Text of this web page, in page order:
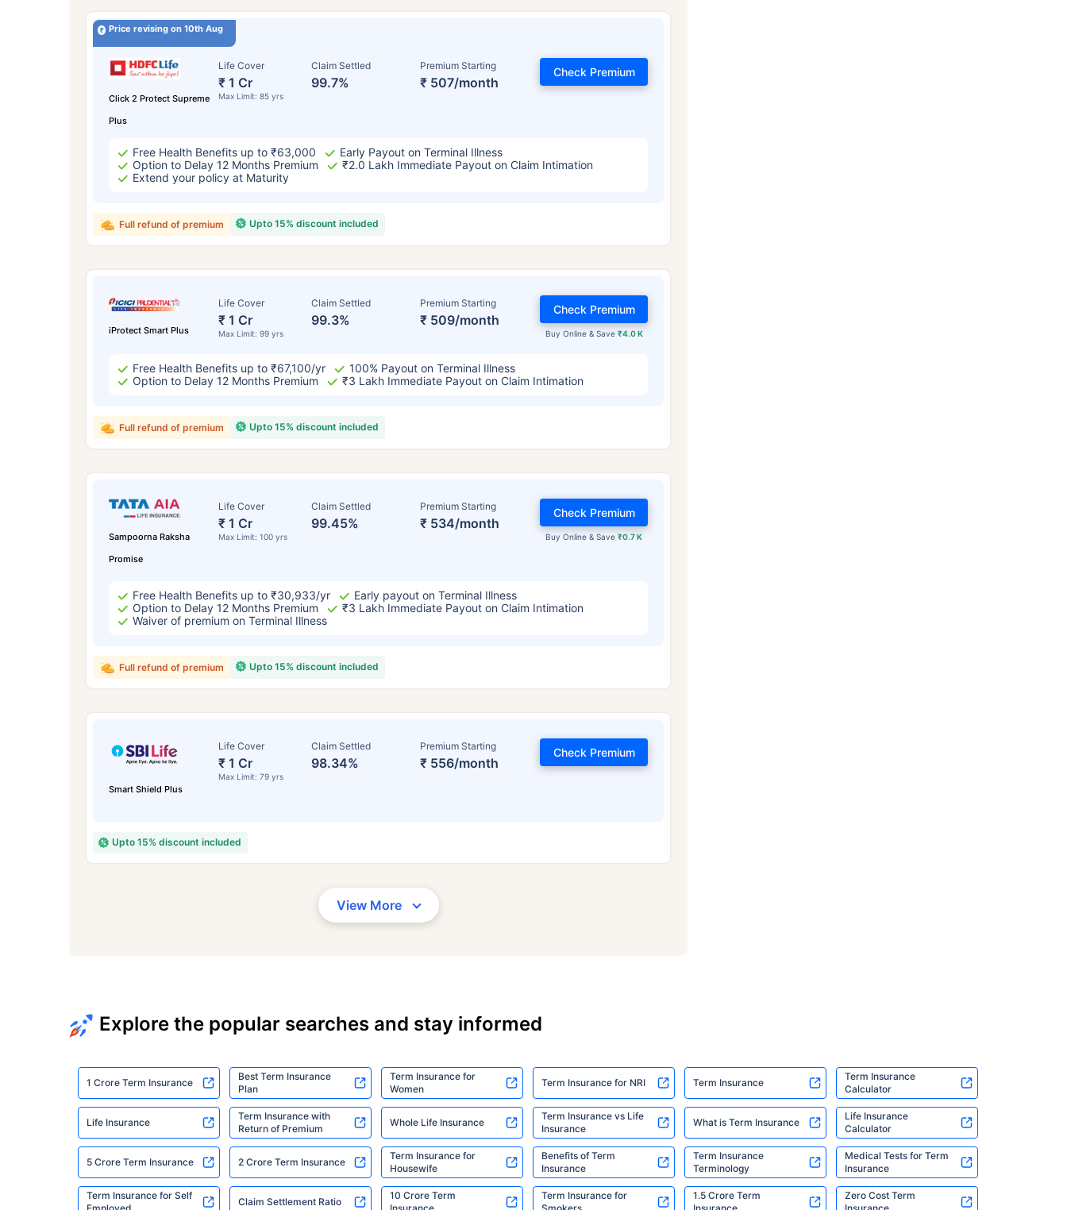
Price revising on 10th Aug
Click 2 Protect Supreme
Plus
Life Cover
₹ 1 Cr
Max Limit: 85 yrs
Claim Settled
99.7%
Premium Starting
₹ 507/month
Check Premium
Free Health Benefits up to ₹63,000
Early Payout on Terminal Illness
Option to Delay 12 Months Premium
₹2.0 Lakh Immediate Payout on Claim Intimation
Extend your policy at Maturity
Upto 15% discount included
Full refund of premium
iProtect Smart Plus
Life Cover
₹ 1 Cr
Max Limit: 99 yrs
Claim Settled
99.3%
Premium Starting
₹ 509/month
Buy Online & Save ₹4.0 K
Check Premium
Free Health Benefits up to ₹67,100/yr
100% Payout on Terminal Illness
Option to Delay 12 Months Premium
₹3 Lakh Immediate Payout on Claim Intimation
Upto 15% discount included
Full refund of premium
Sampoorna Raksha
Promise
Life Cover
₹ 1 Cr
Max Limit: 100 yrs
Claim Settled
99.45%
Premium Starting
₹ 534/month
Buy Online & Save₹0.7 K
Check Premium
Free Health Benefits up to ₹30,933/yr
Early payout on Terminal Illness
Option to Delay 12 Months Premium
₹3 Lakh Immediate Payout on Claim Intimation
Waiver of premium on Terminal Illness
Upto 15% discount included
Full refund of premium
Smart Shield Plus
Life Cover
₹ 1 Cr
Max Limit: 79 yrs
Claim Settled
98.34%
Premium Starting
₹ 556/month
Check Premium
Upto 15% discount included
View More
Explore the popular searches and stay informed
1 Crore Term Insurance
Best Term Insurance
Plan
Term Insurance for
Women
Term Insurance for NRI Term Insurance
Term Insurance
Calculator
Life Insurance
Term Insurance with
Return of Premium
Whole Life Insurance
Term Insurance vs Life
Insurance
What is Term Insurance
Life Insurance
Calculator
5 Crore Term Insurance 2 Crore Term Insurance
Term Insurance for
Housewife
Benefits of Term
Insurance
Term Insurance
Terminology
Medical Tests for Term
Insurance
Term Insurance for Self
Claim Settlement Ratio
10 Crore Term
Term Insurance for
1.5 Crore Term
Zero Cost Term
₹ 434/महिना* ₹ 630/महिना
योग्य योजना निवडा
सुरुवातीची किंमत आहे — धूम्रपान न करणाऱ्या, कोणतेही पूर्व-विद्यमान आजार नसलेल्या व्यक्तीसाठी, 46 वर्षे वयापर्यंत कव्हर। *₹1,376 प्रति महिना, 1 कोटीच्या टर्म लाइफ विम्यासाठी सुरुवातीची किंमत आहे — धूम्रपान न करणाऱ्या, कोणतेही पूर्व-
विद्यमान आजार नसलेल्या व्यक्तीसाठी, 56 वर्षे वयापर्यंत कव्हर।